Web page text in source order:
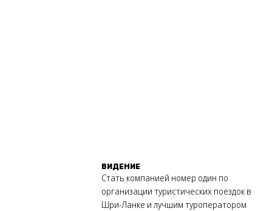
ВИДЕНИЕ
Стать компанией номер один по
организации туристических поездок в
Шри-Ланке и лучшим туроператором